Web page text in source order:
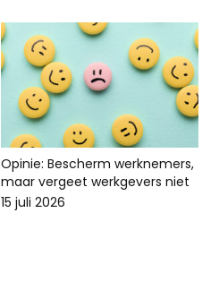
Opinie: Bescherm werknemers,
maar vergeet werkgevers niet
15 juli 2026